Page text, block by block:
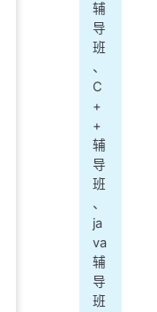
辅
导
班
、
C
+
+
辅
导
班
、
ja
va
辅
导
班